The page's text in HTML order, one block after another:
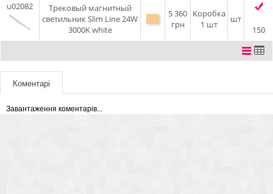
u02082
Трековый магнитный
светильник Slim Line 24W
3000K white
5 360
грн
Коробка
1 шт
шт
150
Коментарі
Завантаження коментарів...